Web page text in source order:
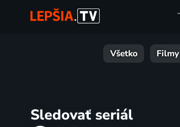
Všetko Filmy
Sledovať seriál